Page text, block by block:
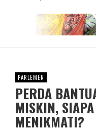
PARLEMEN
PERDA
MISKIN,
MENIKMATI?